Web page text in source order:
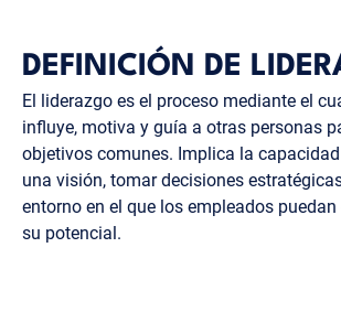
DEFINICIÓN DE
El liderazgo es el proceso mediante el
influye, motiva y guía a otras personas
objetivos comunes. Implica la
una visión, tomar decisiones
entorno en el que los empleados
su potencial.